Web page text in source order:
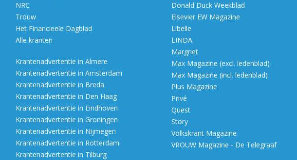
NRC
Trouw
Het Financieele Dagblad
Alle kranten
Krantenadvertentie in Almere
Krantenadvertentie in Amsterdam
Krantenadvertentie in Breda
Krantenadvertentie in Den Haag
Krantenadvertentie in Eindhoven
Krantenadvertentie in Groningen
Krantenadvertentie in Nijmegen
Krantenadvertentie in Rotterdam
Krantenadvertentie in Tilburg
Donald Duck Weekblad
Elsevier EW Magazine
Libelle
LINDA.
Margriet
Max Magazine (excl. ledenblad)
Max Magazine (incl. ledenblad)
Plus Magazine
Privé
Quest
Story
Volkskrant Magazine
VROUW Magazine - De Telegraaf